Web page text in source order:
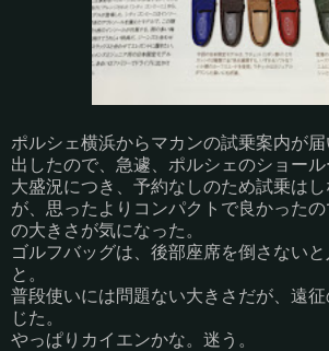
ポルシェ横浜からマカンの試乗案内が
出したので、急遽、ポルシェのショール
大盛況につき、予約なしのため試乗は
が、思ったよりコンパクトで良かった
の大きさが気になった。
ゴルフバッグは、後部座席を倒さない
と。
普段使いには問題ない大きさだが、遠
じた。
やっぱりカイエンかな。迷う。